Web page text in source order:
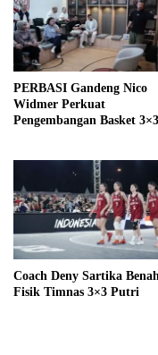
PERBASI Gandeng Nico
Widmer Perkuat
Pengembangan Basket 3×3
Coach Deny Sartika
Fisik Timnas 3×3 Putri